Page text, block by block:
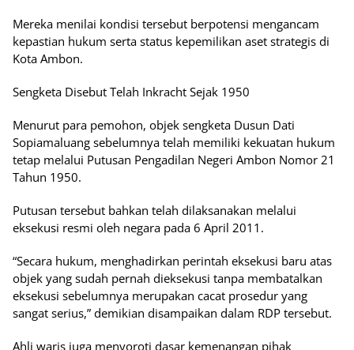
Mereka menilai kondisi tersebut berpotensi mengancam
kepastian hukum serta status kepemilikan aset strategis di
Kota Ambon.
Sengketa Disebut Telah Inkracht Sejak 1950
Menurut para pemohon, objek sengketa Dusun Dati
Sopiamaluang sebelumnya telah memiliki kekuatan hukum
tetap melalui Putusan Pengadilan Negeri Ambon Nomor 21
Tahun 1950.
Putusan tersebut bahkan telah dilaksanakan melalui
eksekusi resmi oleh negara pada 6 April 2011.
“Secara hukum, menghadirkan perintah eksekusi baru atas
objek yang sudah pernah dieksekusi tanpa membatalkan
eksekusi sebelumnya merupakan cacat prosedur yang
sangat serius,” demikian disampaikan dalam RDP tersebut.
Ahli waris juga menyoroti dasar kemenangan pihak